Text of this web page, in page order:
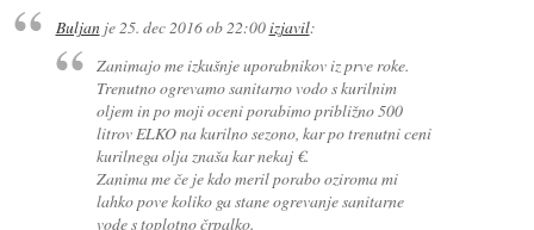
Buljanje 25. dec 2016 ob 22:00izjavil:
Zanimajo me izkušnje uporabnikov iz prve roke.
Trenutno ogrevamo sanitarno vodo s kurilnim
oljem in po moji oceni porabimo približno 500
litrov ELKO na kurilno sezono, kar po trenutni ceni
kurilnega olja znaša kar nekaj €.
Zanima me če je kdo meril porabo oziroma mi
lahko pove koliko ga stane ogrevanje sanitarne
vode s toplotno črpalko.